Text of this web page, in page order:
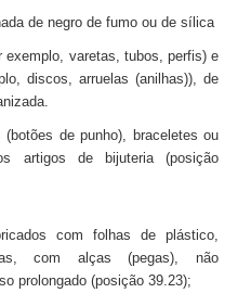
de negro de fumo ou de sílica
exemplo, varetas, tubos, perfis) e
discos, arruelas (anilhas)), de
(botões de punho), braceletes ou
artigos de bijuteria (posição
com folhas de plástico,
com alças (pegas), não
prolongado (posição 39.23);